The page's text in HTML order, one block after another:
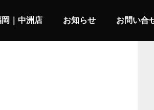
岡｜中洲店 お知らせ お問い合